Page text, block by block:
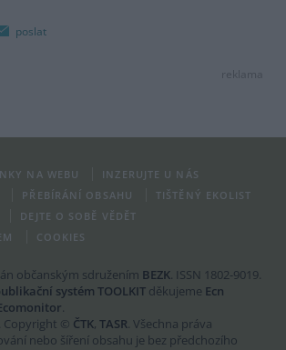
poslat
reklama
NA WEBU
INZERUJTE U NÁS
PŘEBÍRÁNÍ OBSAHU
TIŠTĚNÝ EKOLIST
DEJTE O SOBĚ VĚDĚT
COOKIES
občanským sdružením BEZK. ISSN 1802-9019.
systém TOOLKIT děkujeme Ecn
.
. Copyright © ČTK, TASR. Všechna práva
nebo šíření obsahu je bez předchozího